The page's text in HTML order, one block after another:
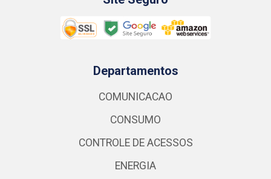
Departamentos
COMUNICACAO
CONSUMO
CONTROLE DE ACESSOS
ENERGIA